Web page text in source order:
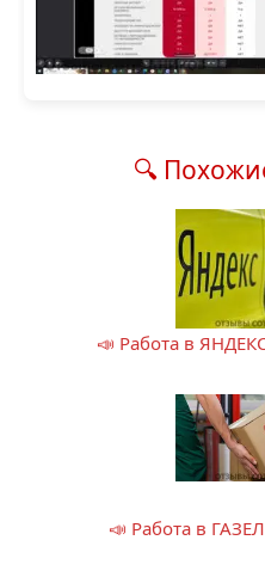
🔍
📣 Работа в
📣 Работа в